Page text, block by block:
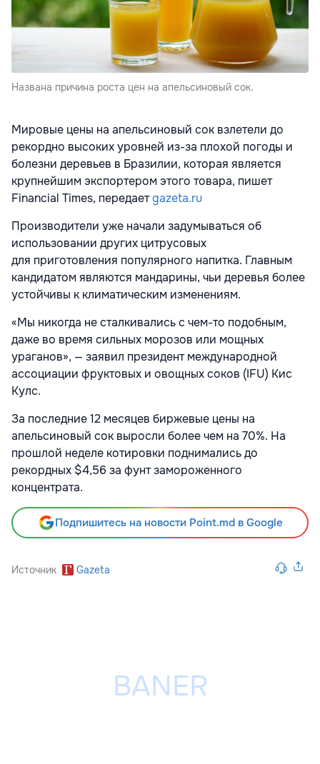
Названа причина роста цен на апельсиновый сок.
Мировые цены на апельсиновый сок взлетели до
рекордно высоких уровней из-за плохой погоды и
болезни деревьев в Бразилии, которая является
крупнейшим экспортером этого товара, пишет
Financial Times, передаетgazeta.ru
Производители уже начали задумываться об
использовании других цитрусовых
для приготовления популярного напитка. Главным
кандидатом являются мандарины, чьи деревья более
устойчивы к климатическим изменениям.
«Мы никогда не сталкивались с чем-то подобным,
даже во время сильных морозов или мощных
ураганов», — заявил президент международной
ассоциации фруктовых и овощных соков (IFU) Кис
Кулс.
За последние 12 месяцев биржевые цены на
апельсиновый сок выросли более чем на 70%. На
прошлой неделе котировки поднимались до
рекордных $4,56 за фунт замороженного
концентрата.
Подпишитесь на новости Point.md в Google
Источник Gazeta